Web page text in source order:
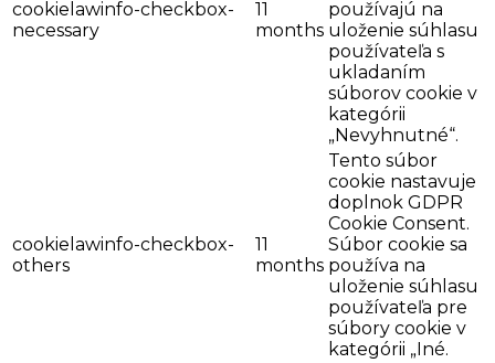
cookielawinfo-checkbox-
necessary
11
months
používajú na
uloženie súhlasu
používateľa s
ukladaním
súborov cookie v
kategórii
„Nevyhnutné“.
cookielawinfo-checkbox-
others
11
months
Tento súbor
cookie nastavuje
doplnok GDPR
Cookie Consent.
Súbor cookie sa
používa na
uloženie súhlasu
používateľa pre
súbory cookie v
kategórii „Iné.